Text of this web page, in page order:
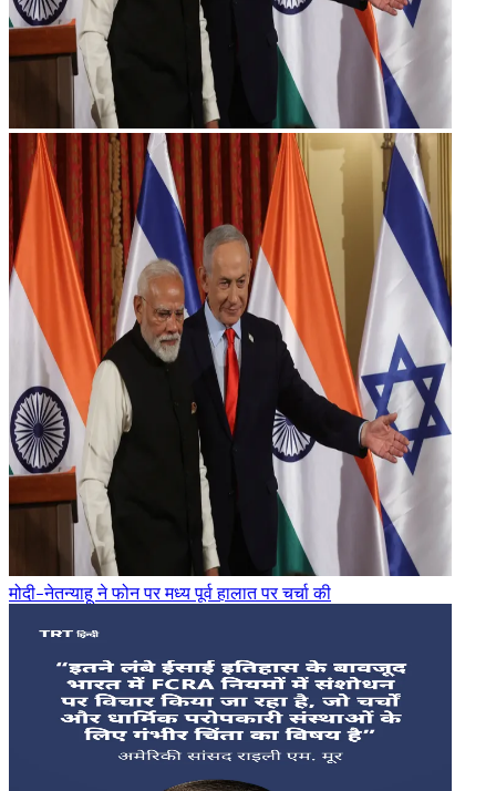
मोदी-नेतन्याहू ने फोन पर मध्य पूर्व हालात पर चर्चा की